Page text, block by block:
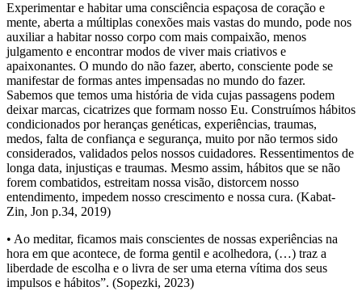
Experimentar e habitar uma consciência espaçosa de coração e
mente, aberta a múltiplas conexões mais vastas do mundo, pode nos
auxiliar a habitar nosso corpo com mais compaixão, menos
julgamento e encontrar modos de viver mais criativos e
apaixonantes. O mundo do não fazer, aberto, consciente pode se
manifestar de formas antes impensadas no mundo do fazer.
Sabemos que temos uma história de vida cujas passagens podem
deixar marcas, cicatrizes que formam nosso Eu. Construímos hábitos
condicionados por heranças genéticas, experiências, traumas,
medos, falta de confiança e segurança, muito por não termos sido
considerados, validados pelos nossos cuidadores. Ressentimentos de
longa data, injustiças e traumas. Mesmo assim, hábitos que se não
forem combatidos, estreitam nossa visão, distorcem nosso
entendimento, impedem nosso crescimento e nossa cura. (Kabat-
Zin, Jon p.34, 2019)
• Ao meditar, ficamos mais conscientes de nossas experiências na
hora em que acontece, de forma gentil e acolhedora, (…) traz a
liberdade de escolha e o livra de ser uma eterna vítima dos seus
impulsos e hábitos”. (Sopezki, 2023)